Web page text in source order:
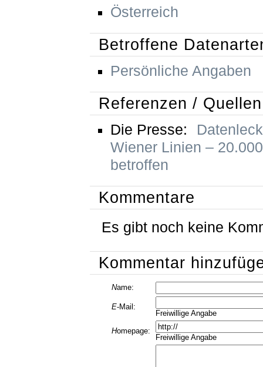
Österreich
Betroffene
Persönliche Angaben
Referenzen / Quellen
Die Presse:
Wiener Linien –
betroffen
Kommentare
Es gibt noch keine
Kommentar
Name:
E-Mail:
Freiwillige Angabe
Homepage:
Freiwillige Angabe